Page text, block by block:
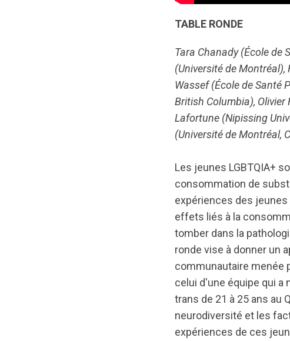
TABLE RONDE
Tara Chanady (École de
(Université de Montréal),
Wassef (École de Santé
British Columbia), Olivier
Lafortune (Nipissing
(Université de Montréal,
Les jeunes LGBTQIA+
consommation de
expériences des jeunes
effets liés à la
tomber dans la
ronde vise à donner un
communautaire menée
celui d'une équipe qui
trans de 21 à 25 ans au
neurodiversité et les
expériences de ces